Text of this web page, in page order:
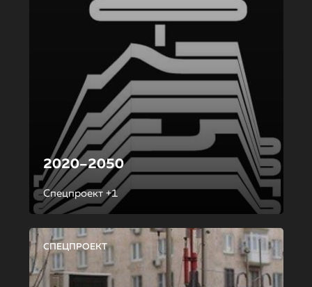
2020–2050
Спецпроект +1
СПЕЦПРОЕКТ